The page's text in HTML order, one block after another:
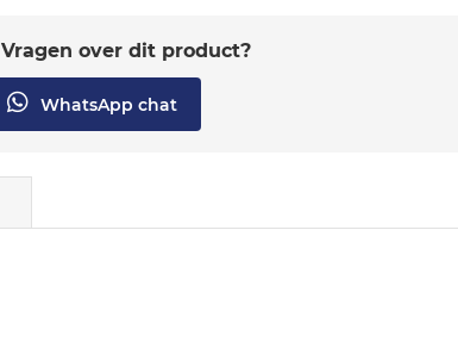
Vragen over dit product?
WhatsApp chat